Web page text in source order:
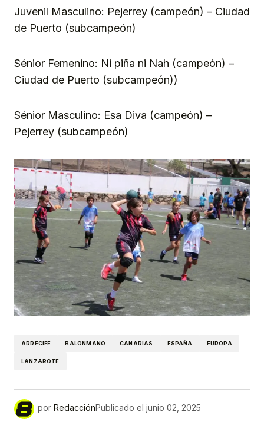
Juvenil Masculino: Pejerrey (campeón) – Ciudad
de Puerto (subcampeón)
Sénior Femenino: Ni piña ni Nah (campeón) –
Ciudad de Puerto (subcampeón))
Sénior Masculino: Esa Diva (campeón) –
Pejerrey (subcampeón)
ARRECIFE BALONMANO CANARIAS ESPAÑA EUROPA
LANZAROTE
por RedacciónPublicado el junio 02, 2025